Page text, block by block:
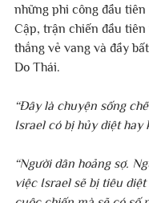
những phi công đầu tiên
Cập, trận chiến đầu tiên
thắng vẻ vang và đầy
Do Thái.
“Đây là chuyện sống
Israel có bị hủy diệt hay
“Người dân hoảng sợ.
việc Israel sẽ bị tiêu